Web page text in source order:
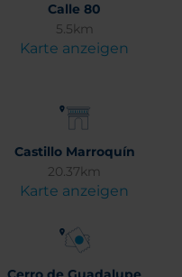
Calle 80
5.5km
Karte anzeigen
Castillo Marroquín
20.37km
Karte anzeigen